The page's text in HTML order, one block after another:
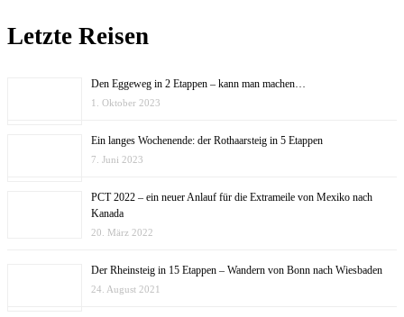
Letzte Reisen
Den Eggeweg in 2 Etappen – kann man machen…
1. Oktober 2023
Ein langes Wochenende: der Rothaarsteig in 5 Etappen
7. Juni 2023
PCT 2022 – ein neuer Anlauf für die Extrameile von Mexiko nach
Kanada
20. März 2022
Der Rheinsteig in 15 Etappen – Wandern von Bonn nach Wiesbaden
24. August 2021